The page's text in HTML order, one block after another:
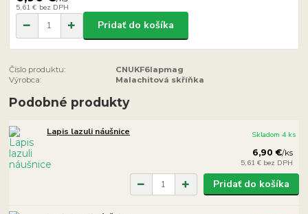
5,61 € bez DPH
Pridať do košíka
Číslo produktu:
CNUKF6lapmag
Výrobca:
Malachitová skříňka
Podobné produkty
Lapis lazuli náušnice
6,90 €/ks
5,61 € bez DPH
Skladom 4 ks
Pridať do košíka